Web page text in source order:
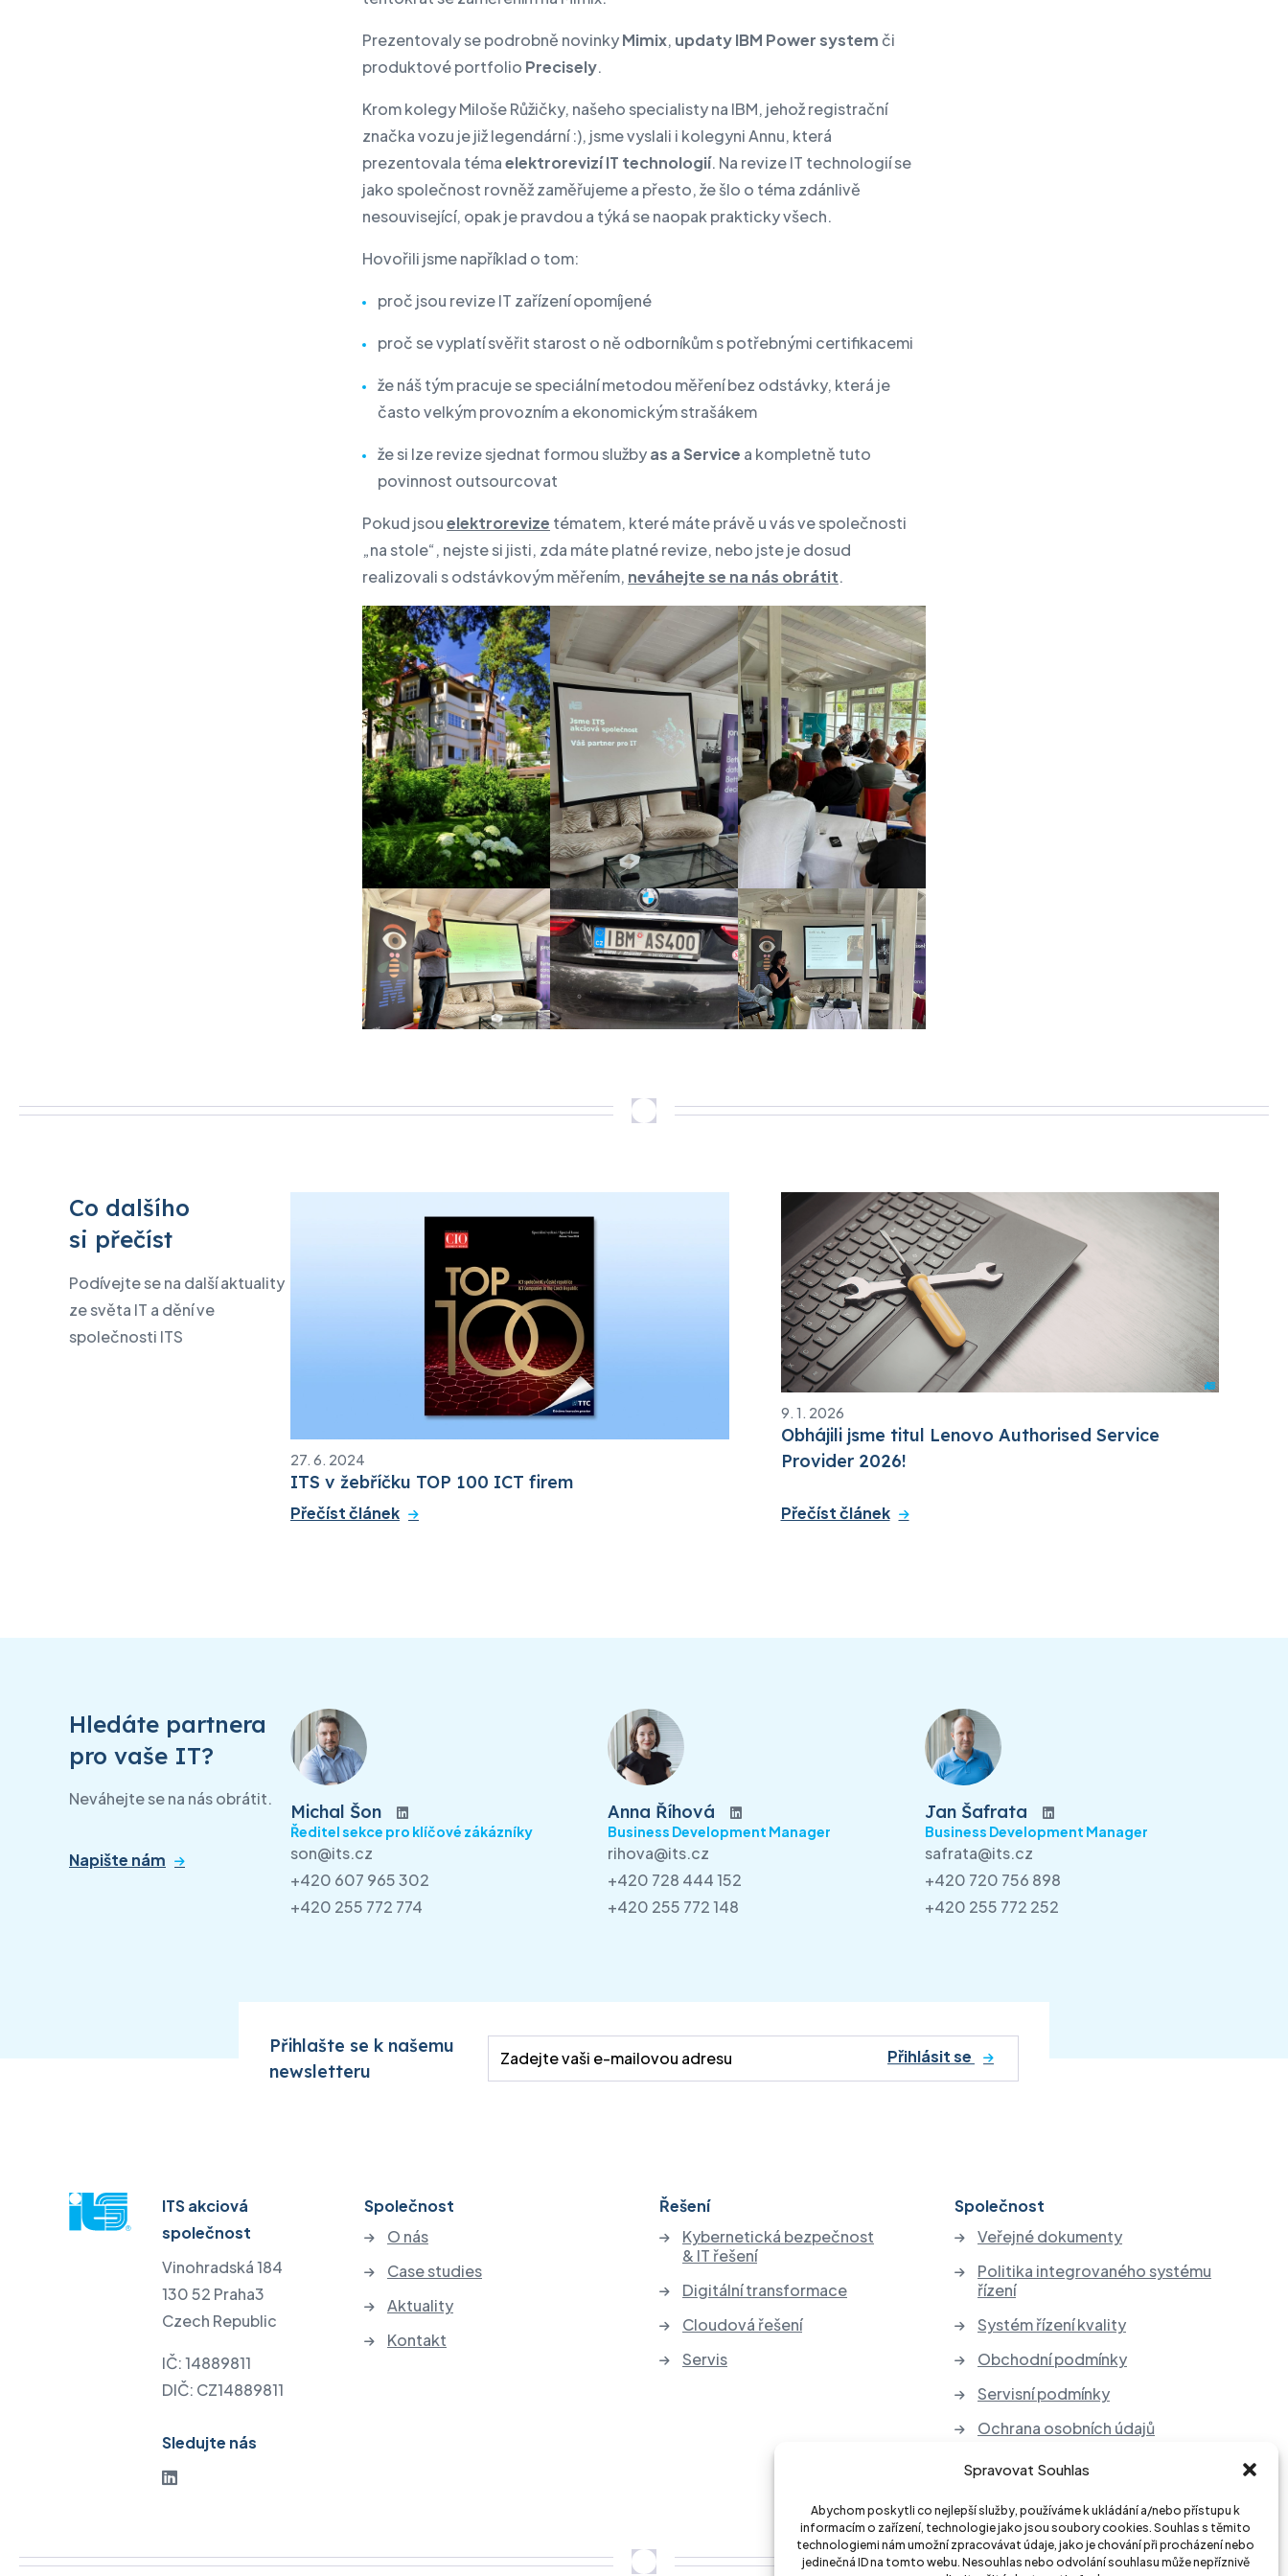
Spravovat Souhlas
Abychom poskytli co nejlepší služby, používáme k ukládání a/nebo přístupu k
informacím o zařízení, technologie jako jsou soubory cookies. Souhlas s těmito
technologiemi nám umožní zpracovávat údaje, jako je chování při procházení nebo
jedinečná ID na tomto webu. Nesouhlas nebo odvolání souhlasu může nepříznivě
Prezentovaly se podrobně novinkyMimix, updaty IBM Power systemči
produktové portfolio Precisely.
Krom kolegy Miloše Růžičky, našeho specialisty na IBM, jehož registrační
značka vozu je již legendární :), jsme vyslali i kolegyni Annu, která
prezentovala témaelektrorevizí IT technologií. Na revize IT technologií se
jako společnost rovněž zaměřujeme a přesto, že šlo o téma zdánlivě
nesouvisející, opak je pravdou a týká se naopak prakticky všech.
Hovořili jsme například o tom:
proč jsou revize IT zařízení opomíjené
proč se vyplatí svěřit starost o ně odborníkům s potřebnými certifikacemi
že náš tým pracuje se speciální metodou měření bez odstávky, která je
často velkým provozním a ekonomickým strašákem
že si lze revize sjednat formou službyas a Service a kompletně tuto
povinnost outsourcovat
Pokud jsouelektrorevize tématem, které máte právě u vás ve společnosti
„na stole“, nejste si jisti, zda máte platné revize, nebo jste je dosud
realizovali s odstávkovým měřením, neváhejte se na nás obrátit.
Co dalšího
si přečíst
Podívejte se na další aktuality
ze světa IT a dění ve
společnosti ITS
27. 6. 2024
ITS v žebříčku TOP 100 ICT firem
Přečíst článek
9. 1. 2026
Obhájili jsme titul Lenovo Authorised Service
Provider 2026!
Přečíst článek
Hledáte partnera
pro vaše IT?
Neváhejte se na nás obrátit.
Napište nám
Michal Šon
Ředitel sekce pro klíčové zákázníky
son@its.cz
+420 607 965 302
+420 255 772 774
Anna Říhová
Business Development Manager
rihova@its.cz
+420 728 444 152
+420 255 772 148
Jan Šafrata
Business Development Manager
safrata@its.cz
+420 720 756 898
+420 255 772 252
Přihlašte se k našemu
newsletteru
Přihlásit se
Společnost
O nás
Case studies
Aktuality
Kontakt
Řešení
Kybernetická bezpečnost
& IT řešení
Digitální transformace
Cloudová řešení
Servis
Společnost
Veřejné dokumenty
Politika integrovaného systému
řízení
Systém řízení kvality
Obchodní podmínky
Servisní podmínky
Ochrana osobních údajů
Zpětný odběr elektrozařízení a
baterií
Sledujte nás
ITS akciová
společnost
Vinohradská 184
130 52 Praha3
Czech Republic
IČ: 14889811
DIČ: CZ14889811